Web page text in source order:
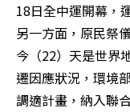
18日全中運開幕，
另一方面，原民祭
今（22）天是世界
遷因應狀況，環境
調適計畫，納入聯